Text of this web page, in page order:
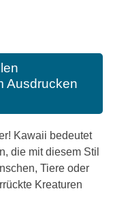
Ausdrucken
Kawaii bedeutet
die mit diesem Stil
Tiere oder
Kreaturen